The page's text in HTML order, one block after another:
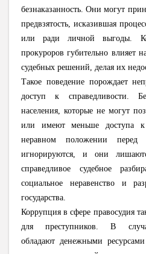
безнаказанность. Они могут
предвзятость, исказившая
или ради личной выгоды.
прокуроров губительно влияет
судебных решений, делая их
Такое поведение порождает
доступ к справедливости.
населения, которые не могут
или имеют меньше доступа к
неравном положении
игнорируются, и они
справедливое судебное
социальное неравенство и
государства.
Коррупция в сфере правосудия
для преступников. В
обладают денежными